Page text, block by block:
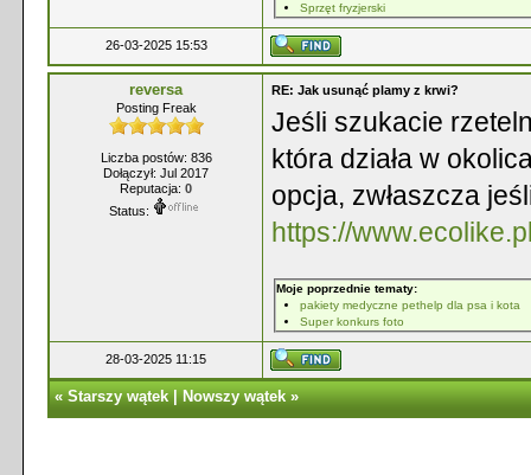
Sprzęt fryzjerski
26-03-2025 15:53
reversa
Posting Freak
Liczba postów: 836
Dołączył: Jul 2017
Reputacja: 0
Status:
RE: Jak usunąć plamy z krwi?
Jeśli szukacie
która działa w
opcja, zwłaszcza
https://
Moje poprzednie tematy:
pakiety medyczne pethelp dla psa i kota
Super konkurs foto
28-03-2025 11:15
«Starszy wątek|Nowszy wątek»